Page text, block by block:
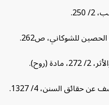
للشوكاني، ص262.
السنن، 4/ 1327.